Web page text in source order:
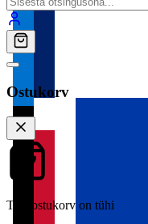
Ostukorv
Teie ostukorv on tühi